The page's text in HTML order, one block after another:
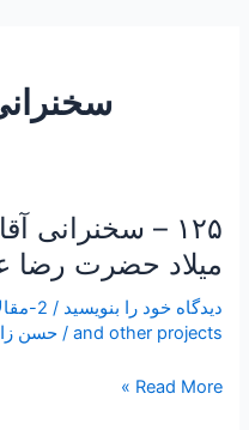
۱۲۵ – سخنرانی
میلاد حضرت رضا
دیدگاه‌ خود را بنویسید /
and other projects
/حسن
۱۲۵
سخنرانی
آقای
عدالتیان
میلاد
Read More »